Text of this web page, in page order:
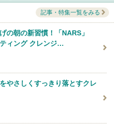
記事・特集一覧をみる
の朝の新習慣！「NARS」
ティング クレンジ…
やさしくすっきり落とすクレ